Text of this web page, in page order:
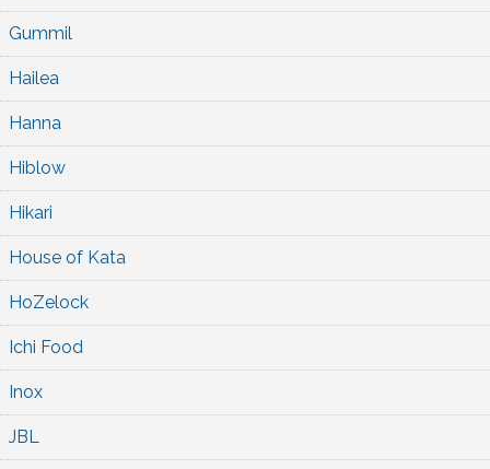
Gummil
Hailea
Hanna
Hiblow
Hikari
House of Kata
HoZelock
Ichi Food
Inox
JBL